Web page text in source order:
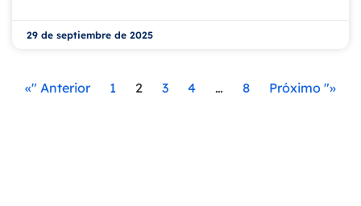
29 de septiembre de 2025
«" Anterior 1 2 3 4 … 8 Próximo "»